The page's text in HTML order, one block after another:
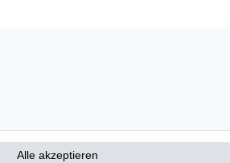
Alle akzeptieren